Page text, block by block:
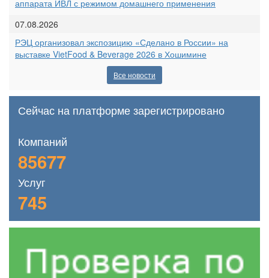
аппарата ИВЛ с режимом домашнего применения
07.08.2026
РЭЦ организовал экспозицию «Сделано в России» на
выставке VietFood & Beverage 2026 в Хошимине
Все новости
Сейчас на платформе зарегистрировано
Компаний
85677
Услуг
745